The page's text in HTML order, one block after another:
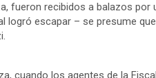
fueron recibidos a balazos por
logró escapar – se presume
cuando los agentes de la